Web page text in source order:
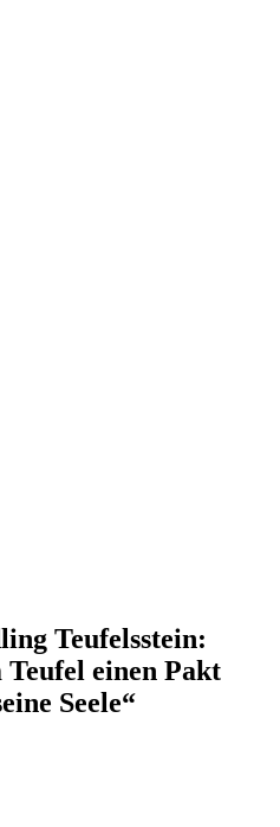
Teufelsstein:
Teufel einen Pakt
Seele“